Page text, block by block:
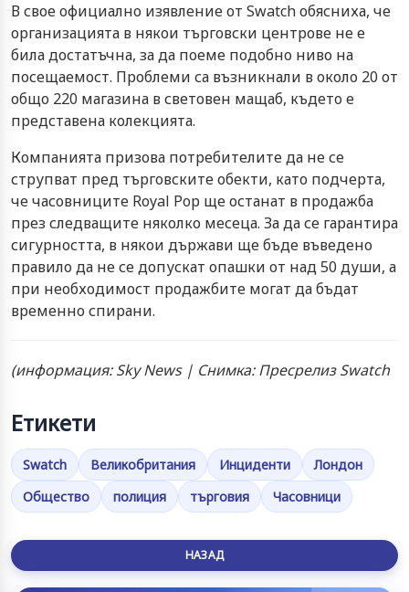
В свое официално изявление от Swatch обясниха, че
организацията в някои търговски центрове не е
била достатъчна, за да поеме подобно ниво на
посещаемост. Проблеми са възникнали в около 20 от
общо 220 магазина в световен мащаб, където е
представена колекцията.
Компанията призова потребителите да не се
струпват пред търговските обекти, като подчерта,
че часовниците Royal Pop ще останат в продажба
през следващите няколко месеца. За да се гарантира
сигурността, в някои държави ще бъде въведено
правило да не се допускат опашки от над 50 души, а
при необходимост продажбите могат да бъдат
временно спирани.
(информация: Sky News | Снимка: Пресрелиз Swatch
Етикети
Swatch Великобритания Инциденти
Лондон
Общество
полиция търговия Часовници
НАЗАД